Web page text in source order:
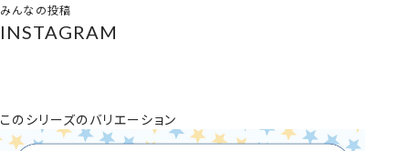
みんなの投稿
INSTAGRAM
このシリーズのバリエーション